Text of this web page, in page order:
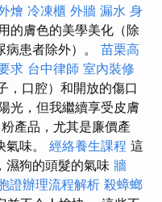
燴 冷凍櫃 外牆 漏水 身
的膚色的美學美化（除
患者除外）。 苗栗高
求 台中律師 室內裝修
，口腔）和開放的傷口
光，但我繼續享受皮膚
產品，尤其是廉價產
味。 經絡養生課程 這
濕狗的頭髮的氣味 牆
證辦理流程解析 殺蟑螂